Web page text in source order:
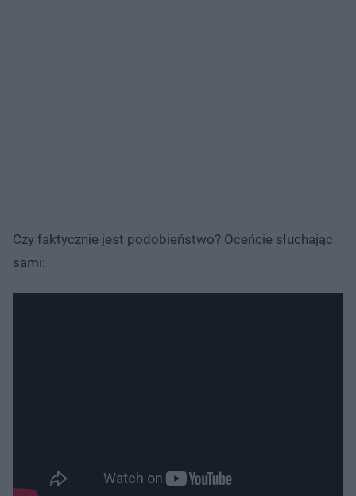
Czy faktycznie jest podobieństwo? Oceńcie słuchając
sami: